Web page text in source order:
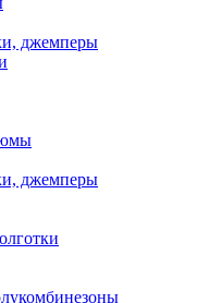
джемперы
джемперы